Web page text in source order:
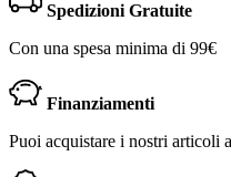
Spedizioni Gratuite
Con una spesa minima di 99€
Finanziamenti
Puoi acquistare i nostri articoli